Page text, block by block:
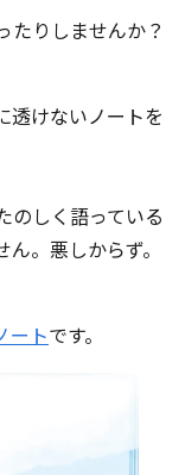
で
たりしませんか？
透けないノートを
のしく語っている
。悪しからず。
ートです。